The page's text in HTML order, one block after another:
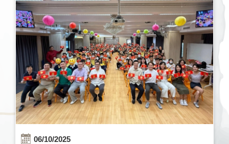
06/10/2025